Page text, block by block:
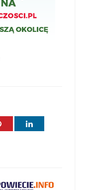
Pinterest LinkedIn